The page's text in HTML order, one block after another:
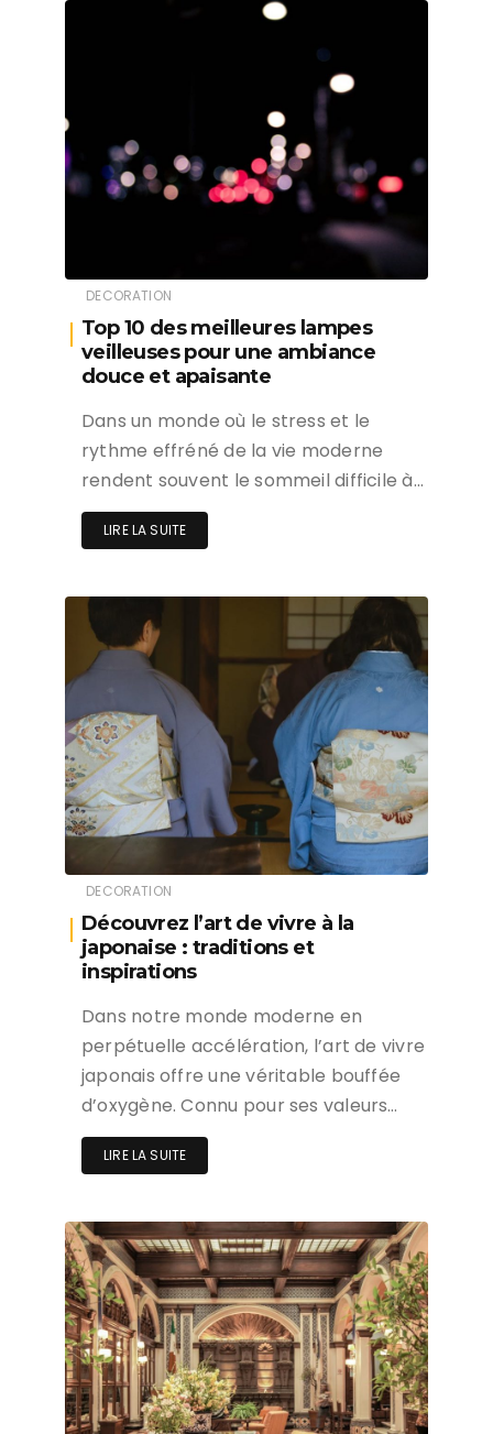
DECORATION
Top 10 des meilleures lampes
veilleuses pour une ambiance
douce et apaisante
Dans un monde où le stress et le
rythme effréné de la vie moderne
rendent souvent le sommeil difficile à…
LIRE LA SUITE
DECORATION
Découvrez l’art de vivre à la
japonaise : traditions et
inspirations
Dans notre monde moderne en
perpétuelle accélération, l’art de vivre
japonais offre une véritable bouffée
d’oxygène. Connu pour ses valeurs…
LIRE LA SUITE